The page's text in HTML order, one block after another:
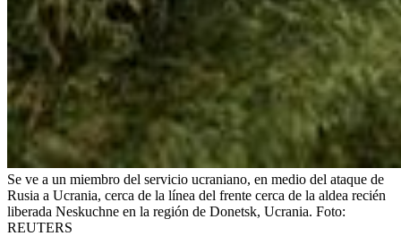
Se ve a un miembro del servicio ucraniano, en medio del ataque de
Rusia a Ucrania, cerca de la línea del frente cerca de la aldea recién
liberada Neskuchne en la región de Donetsk, Ucrania. Foto:
REUTERS